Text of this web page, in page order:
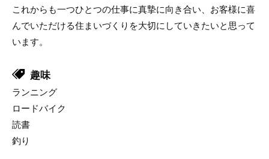
これからも一つひとつの仕事に真摯に向き合い、お客様に喜
んでいただける住まいづくりを大切にしていきたいと思って
います。
趣味
ランニング
ロードバイク
読書
釣り